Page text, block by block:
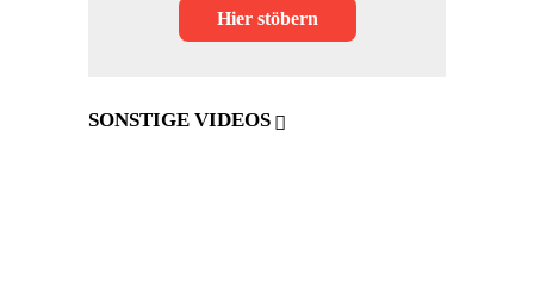
Hier stöbern
SONSTIGE VIDEOS